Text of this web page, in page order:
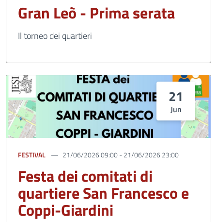
Gran Leò - Prima serata
Il torneo dei quartieri
21
Jun
FESTIVAL 21/06/2026 09:00 - 21/06/2026 23:00
Festa dei comitati di
quartiere San Francesco e
Coppi-Giardini